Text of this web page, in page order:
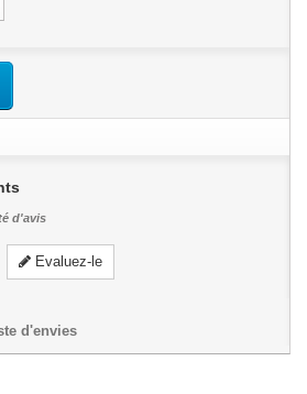
d'avis
Evaluez-le
d'envies